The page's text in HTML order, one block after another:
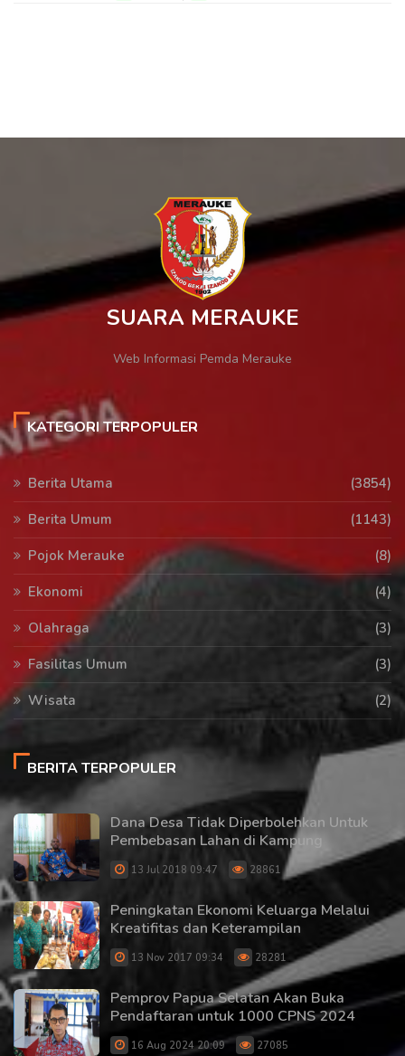
SUARA MERAUKE
Web Informasi Pemda Merauke
KATEGORI TERPOPULER
Berita Utama
(3854)
Berita Umum
(1143)
Pojok Merauke
(8)
Ekonomi
(4)
Olahraga
(3)
Fasilitas Umum
(3)
Wisata
(2)
BERITA TERPOPULER
Dana Desa Tidak Diperbolehkan Untuk
Pembebasan Lahan di Kampung
13 Jul 2018 09:47 28861
Peningkatan Ekonomi Keluarga Melalui
Kreatifitas dan Keterampilan
13 Nov 2017 09:34 28281
Pemprov Papua Selatan Akan Buka
Pendaftaran untuk 1000 CPNS 2024
16 Aug 2024 20:09 27085